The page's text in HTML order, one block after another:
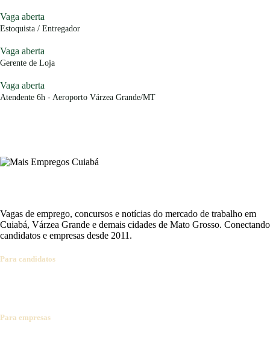
Vaga aberta
Estoquista / Entregador
Vaga aberta
Gerente de Loja
Vaga aberta
Atendente 6h - Aeroporto Várzea Grande/MT
Vagas de emprego, concursos e notícias do mercado de trabalho em
Cuiabá, Várzea Grande e demais cidades de Mato Grosso. Conectando
candidatos e empresas desde 2011.
Para candidatos
Para empresas